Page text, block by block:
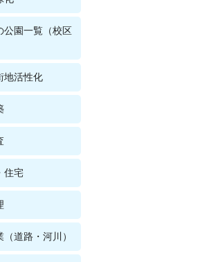
公園一覧（校区
地活性化
住宅
（道路・河川）